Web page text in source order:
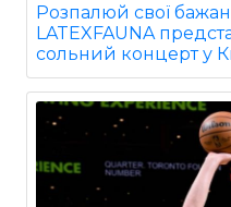
Розпалюй свої
LATEXFAUNA
сольний концерт у